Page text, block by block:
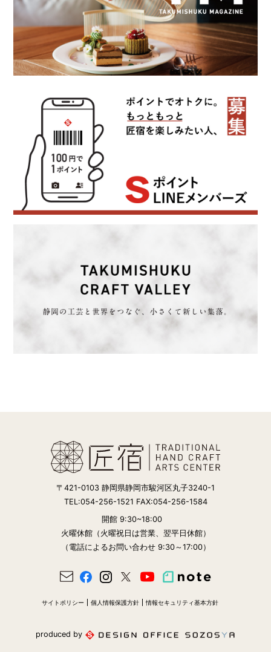
〒421-0103 静岡県静岡市駿河区丸子3240-1
TEL:054-256-1521 FAX:054-256-1584
開館 9:30~18:00
火曜休館（火曜祝日は営業、翌平日休館）
（電話によるお問い合わせ 9:30～17:00）
サイトポリシー 個人情報保護方針 情報セキュリティ基本方針
produced by